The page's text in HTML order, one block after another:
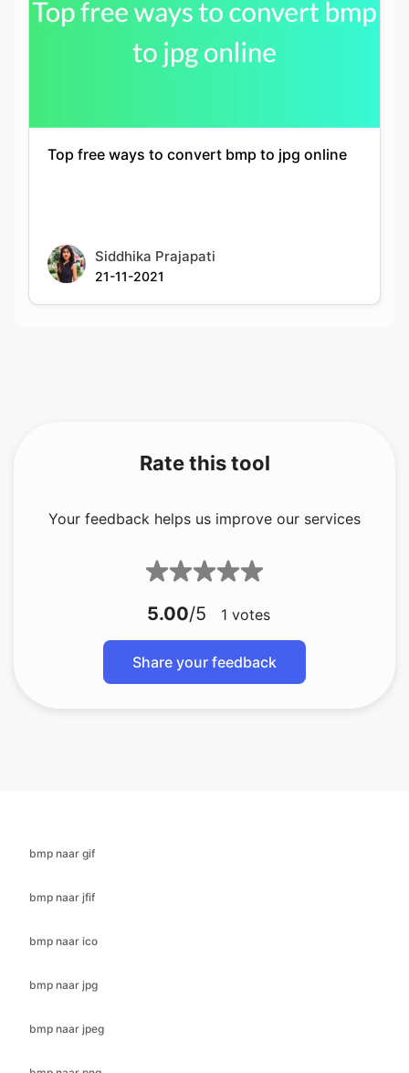
5.00
Share your feedback
bmp naar ico
bmp naar jpg
bmp naar jpeg
bmp naar png
bmp naar pdf